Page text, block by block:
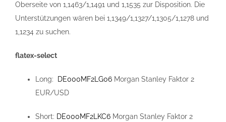
Oberseite von 1,1463/1,1491 und 1,1535 zur Disposition. Die
Unterstützungen wären bei 1,1349/1,1327/1,1305/1,1278 und
1,1234 zu suchen.
flatex-select
Long: DE000MF2LG06 Morgan Stanley Faktor 2
EUR/USD
Short: DE000MF2LKC6 Morgan Stanley Faktor 2